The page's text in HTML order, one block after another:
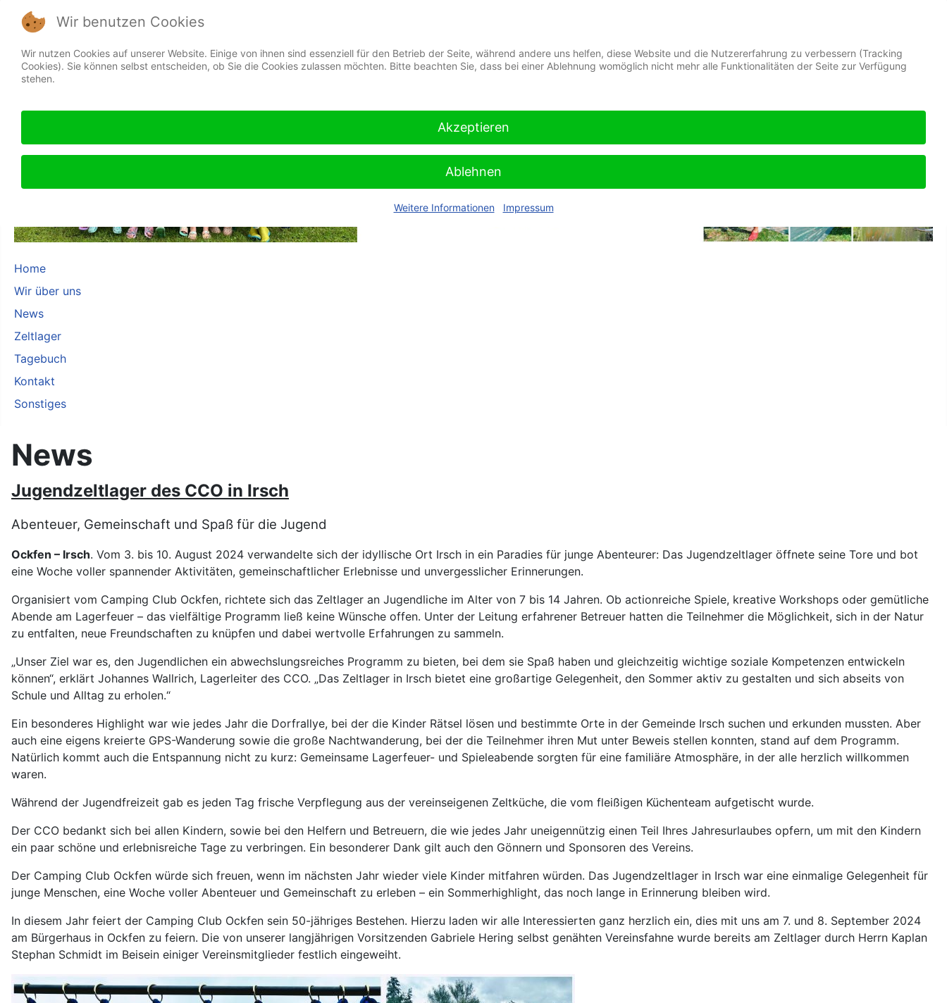
Home
Wir über uns
News
Zeltlager
Tagebuch
Kontakt
Sonstiges
News
Jugendzeltlager des CCO in Irsch
Abenteuer, Gemeinschaft und Spaß für die Jugend
Ockfen – Irsch. Vom 3. bis 10. August 2024 verwandelte sich der idyllische Ort Irsch in ein Paradies für junge Abenteurer: Das Jugendzeltlager öffnete seine Tore und bot
eine Woche voller spannender Aktivitäten, gemeinschaftlicher Erlebnisse und unvergesslicher Erinnerungen.
Organisiert vom Camping Club Ockfen, richtete sich das Zeltlager an Jugendliche im Alter von 7 bis 14 Jahren. Ob actionreiche Spiele, kreative Workshops oder gemütliche
Abende am Lagerfeuer – das vielfältige Programm ließ keine Wünsche offen. Unter der Leitung erfahrener Betreuer hatten die Teilnehmer die Möglichkeit, sich in der Natur
zu entfalten, neue Freundschaften zu knüpfen und dabei wertvolle Erfahrungen zu sammeln.
„Unser Ziel war es, den Jugendlichen ein abwechslungsreiches Programm zu bieten, bei dem sie Spaß haben und gleichzeitig wichtige soziale Kompetenzen entwickeln
können“, erklärt Johannes Wallrich, Lagerleiter des CCO. „Das Zeltlager in Irsch bietet eine großartige Gelegenheit, den Sommer aktiv zu gestalten und sich abseits von
Schule und Alltag zu erholen.“
Ein besonderes Highlight war wie jedes Jahr die Dorfrallye, bei der die Kinder Rätsel lösen und bestimmte Orte in der Gemeinde Irsch suchen und erkunden mussten. Aber
auch eine eigens kreierte GPS-Wanderung sowie die große Nachtwanderung, bei der die Teilnehmer ihren Mut unter Beweis stellen konnten, stand auf dem Programm.
Natürlich kommt auch die Entspannung nicht zu kurz: Gemeinsame Lagerfeuer- und Spieleabende sorgten für eine familiäre Atmosphäre, in der alle herzlich willkommen
waren.
Während der Jugendfreizeit gab es jeden Tag frische Verpflegung aus der vereinseigenen Zeltküche, die vom fleißigen Küchenteam aufgetischt wurde.
Der CCO bedankt sich bei allen Kindern, sowie bei den Helfern und Betreuern, die wie jedes Jahr uneigennützig einen Teil Ihres Jahresurlaubes opfern, um mit den Kindern
ein paar schöne und erlebnisreiche Tage zu verbringen. Ein besonderer Dank gilt auch den Gönnern und Sponsoren des Vereins.
Der Camping Club Ockfen würde sich freuen, wenn im nächsten Jahr wieder viele Kinder mitfahren würden. Das Jugendzeltlager in Irsch war eine einmalige Gelegenheit für
junge Menschen, eine Woche voller Abenteuer und Gemeinschaft zu erleben – ein Sommerhighlight, das noch lange in Erinnerung bleiben wird.
In diesem Jahr feiert der Camping Club Ockfen sein 50-jähriges Bestehen. Hierzu laden wir alle Interessierten ganz herzlich ein, dies mit uns am 7. und 8. September 2024
am Bürgerhaus in Ockfen zu feiern. Die von unserer langjährigen Vorsitzenden Gabriele Hering selbst genähten Vereinsfahne wurde bereits am Zeltlager durch Herrn Kaplan
Stephan Schmidt im Beisein einiger Vereinsmitglieder festlich eingeweiht.
Wir benutzen Cookies
Wir nutzen Cookies auf unserer Website. Einige von ihnen sind essenziell für den Betrieb der Seite, während andere uns helfen, diese Website und die Nutzererfahrung zu verbessern (Tracking
Cookies). Sie können selbst entscheiden, ob Sie die Cookies zulassen möchten. Bitte beachten Sie, dass bei einer Ablehnung womöglich nicht mehr alle Funktionalitäten der Seite zur Verfügung
stehen.
Akzeptieren
Ablehnen
Weitere Informationen Impressum